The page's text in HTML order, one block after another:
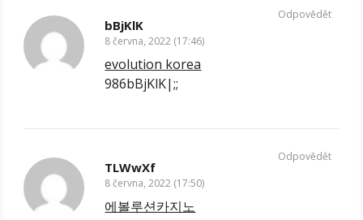
bBjKlK
8 června, 2022 (17:46)
evolution korea
986bBjKlK|;;
Odpovědět
TLWwXf
8 června, 2022 (17:50)
에볼루션카지노
Odpovědět